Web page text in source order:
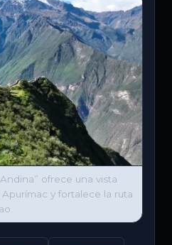
ofrece una vista
y fortalece la ruta